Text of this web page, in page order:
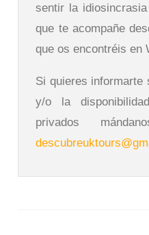
sentir la
que te acompañe
que os encontréis en
Si quieres informarte
y/o la
privados